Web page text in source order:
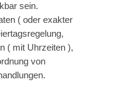
sein.
( oder exakter
( mit Uhrzeiten ),
von